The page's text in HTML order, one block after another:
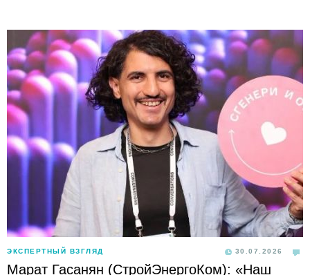
ЭКСПЕРТНЫЙ ВЗГЛЯД 30.07.2026
Марат Гасанян (СтройЭнергоКом): «Наш